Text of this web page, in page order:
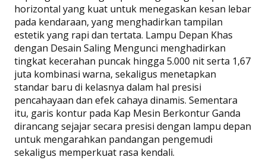
horizontal yang kuat untuk menegaskan kesan lebar
pada kendaraan, yang menghadirkan tampilan
estetik yang rapi dan tertata. Lampu Depan Khas
dengan Desain Saling Mengunci menghadirkan
tingkat kecerahan puncak hingga 5.000 nit serta 1,67
juta kombinasi warna, sekaligus menetapkan
standar baru di kelasnya dalam hal presisi
pencahayaan dan efek cahaya dinamis. Sementara
itu, garis kontur pada Kap Mesin Berkontur Ganda
dirancang sejajar secara presisi dengan lampu depan
untuk mengarahkan pandangan pengemudi
sekaligus memperkuat rasa kendali.